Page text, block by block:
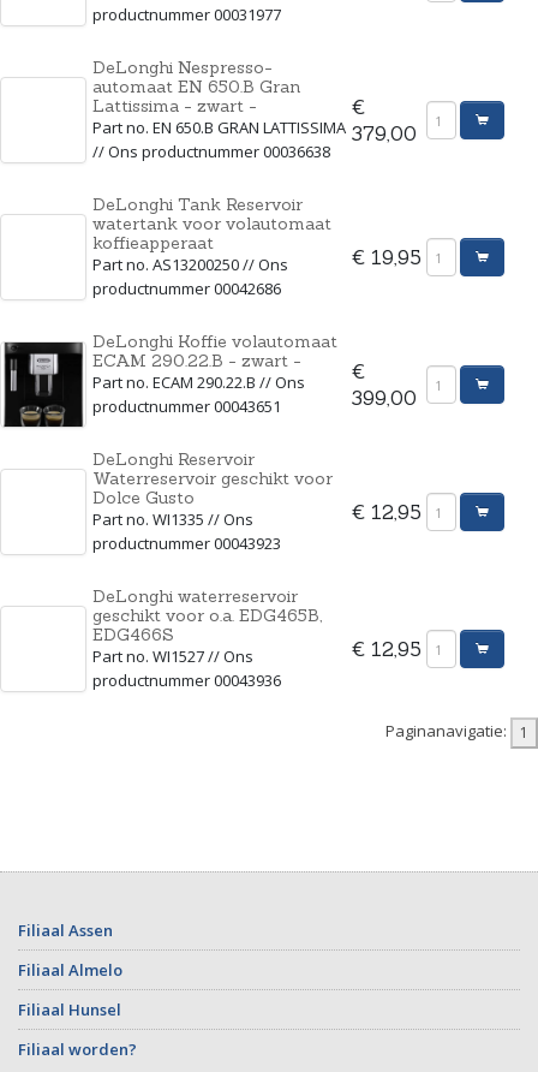
productnummer 00031977
DeLonghi Nespresso-
automaat EN 650.B Gran
Lattissima - zwart -
Part no. EN 650.B GRAN LATTISSIMA
// Ons productnummer 00036638
€
379,00
DeLonghi Tank Reservoir
watertank voor volautomaat
koffieapperaat
Part no. AS13200250 // Ons
productnummer 00042686
€ 19,95
DeLonghi Koffie volautomaat
ECAM 290.22.B - zwart -
Part no. ECAM 290.22.B // Ons
productnummer 00043651
€
399,00
DeLonghi Reservoir
Waterreservoir geschikt voor
Dolce Gusto
Part no. WI1335 // Ons
productnummer 00043923
€ 12,95
DeLonghi waterreservoir
geschikt voor o.a. EDG465B,
EDG466S
Part no. WI1527 // Ons
productnummer 00043936
€ 12,95
Paginanavigatie:
Filiaal Assen
Filiaal Almelo
Filiaal Hunsel
Filiaal worden?